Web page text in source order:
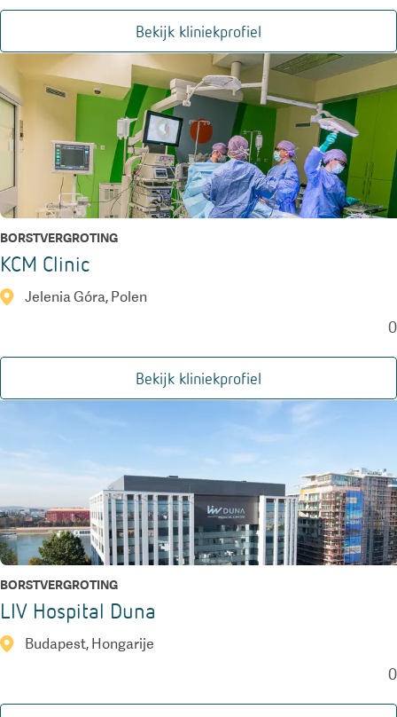
Bekijk kliniekprofiel
BORSTVERGROTING
KCM Clinic
Jelenia Góra, Polen
0
Bekijk kliniekprofiel
BORSTVERGROTING
LIV Hospital Duna
Budapest, Hongarije
0